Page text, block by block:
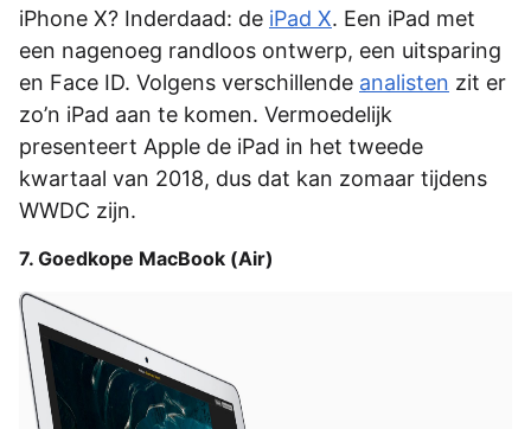
iPhone X? Inderdaad: de iPad X. Een iPad met
een nagenoeg randloos ontwerp, een uitsparing
en Face ID. Volgens verschillende analisten zit er
zo’n iPad aan te komen. Vermoedelijk
presenteert Apple de iPad in het tweede
kwartaal van 2018, dus dat kan zomaar tijdens
WWDC zijn.
7. Goedkope MacBook (Air)